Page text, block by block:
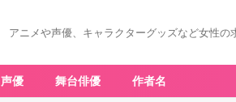
アニメや声優、キャラクターグッズなど女性の
声優 舞台俳優 作者名